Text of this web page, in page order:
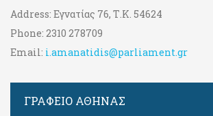
Address: Εγνατίας 76, Τ.Κ. 54624
Phone: 2310 278709
Email: i.amanatidis@parliament.gr
ΓΡΑΦΕΊΟ ΑΘΉΝΑΣ